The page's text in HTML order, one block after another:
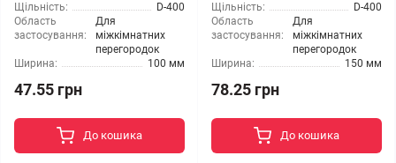
Щільність:
D-400
Область
застосування:
Для
міжкімнатних
перегородок
Ширина:
100 мм
47.55 грн
До кошика
Щільність:
D-400
Область
застосування:
Для
міжкімнатних
перегородок
Ширина:
150 мм
78.25 грн
До кошика